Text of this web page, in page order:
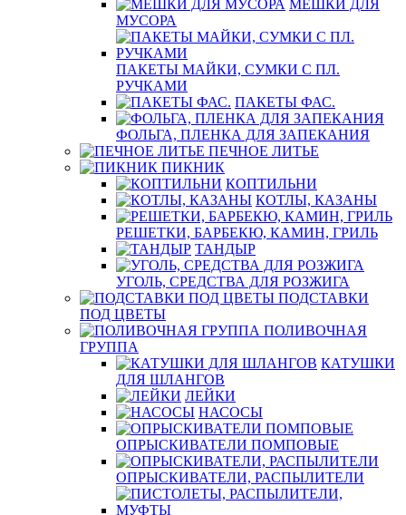
МЕШКИ ДЛЯ
МУСОРА
ПАКЕТЫ МАЙКИ, СУМКИ С ПЛ.
РУЧКАМИ
ПАКЕТЫ ФАС.
ФОЛЬГА, ПЛЕНКА ДЛЯ ЗАПЕКАНИЯ
ПЕЧНОЕ ЛИТЬЕ
ПИКНИК
КОПТИЛЬНИ
КОТЛЫ, КАЗАНЫ
РЕШЕТКИ, БАРБЕКЮ, КАМИН, ГРИЛЬ
ТАНДЫР
УГОЛЬ, СРЕДСТВА ДЛЯ РОЗЖИГА
ПОДСТАВКИ
ПОД ЦВЕТЫ
ПОЛИВОЧНАЯ
ГРУППА
КАТУШКИ
ДЛЯ ШЛАНГОВ
ЛЕЙКИ
НАСОСЫ
ОПРЫСКИВАТЕЛИ ПОМПОВЫЕ
ОПРЫСКИВАТЕЛИ, РАСПЫЛИТЕЛИ